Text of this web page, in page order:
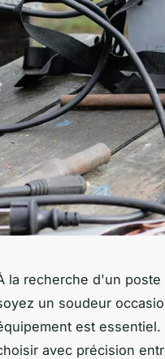
la recherche d'un
un soudeur
est
avec précision